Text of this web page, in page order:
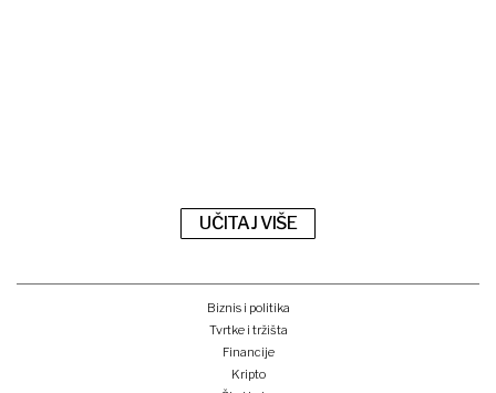
UČITAJ VIŠE
Biznis i politika
Tvrtke i tržišta
Financije
Kripto